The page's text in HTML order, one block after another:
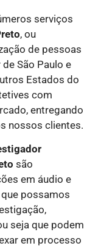
serviços
, ou
de pessoas
São Paulo e
Estados do
com
entregando
nossos clientes.
são
em áudio e
possamos
seja que podem
em processo